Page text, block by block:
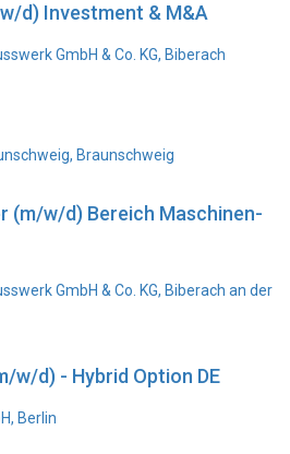
d) Investment & M&A
GmbH & Co. KG, Biberach
Braunschweig
(m/w/d) Bereich Maschinen-
GmbH & Co. KG, Biberach an der
w/d) - Hybrid Option DE
Berlin